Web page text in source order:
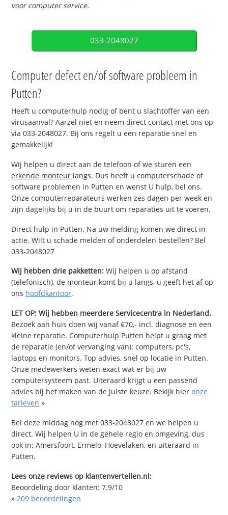
voor computer service.
033-2048027
Computer defect en/of software probleem in
Putten?
Heeft u computerhulp nodig of bent u slachtoffer van een
virusaanval? Aarzel niet en neem direct contact met ons op
via 033-2048027. Bij ons regelt u een reparatie snel en
gemakkelijk!
Wij helpen u direct aan de telefoon of we sturen een
erkende monteur langs. Dus heeft u computerschade of
software problemen in Putten en wenst U hulp, bel ons.
Onze computerreparateurs werken zes dagen per week en
zijn dagelijks bij u in de buurt om reparaties uit te voeren.
Direct hulp in Putten. Na uw melding komen we direct in
actie. Wilt u schade melden of onderdelen bestellen? Bel
033-2048027
Wij hebben drie pakketten: Wij helpen u op afstand
(telefonisch), de monteur komt bij u langs, u geeft het af op
ons hoofdkantoor.
LET OP: Wij hebben meerdere Servicecentra in Nederland.
Bezoek aan huis doen wij vanaf €70,- incl. diagnose en een
kleine reparatie. Computerhulp Putten helpt u graag met
de reparatie (en/of vervanging van): computers, pc's,
laptops en monitors. Top advies, snel op locatie in Putten.
Onze medewerkers weten exact wat er bij uw
computersysteem past. Uiteraard krijgt u een passend
advies bij het maken van de juiste keuze. Bekijk hieronze
tarieven »
Bel deze middag nog met 033-2048027 en we helpen u
direct. Wij helpen U in de gehele regio en omgeving, dus
ook in: Amersfoort, Ermelo, Hoevelaken, en uiteraard in
Putten.
Lees onze reviews op klantenvertellen.nl:
Beoordeling door klanten:7.9/10
» 209 beoordelingen